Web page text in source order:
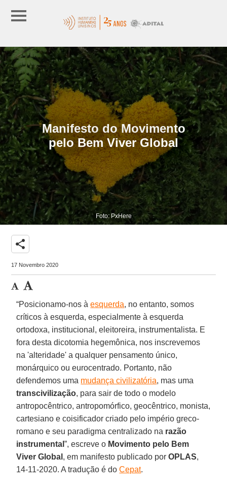
Manifesto do Movimento
pelo Bem Viver Global
Foto: PxHere
share
17 Novembro 2020
“Posicionamo-nos àesquerda, no entanto, somos
críticos à esquerda, especialmente à esquerda
ortodoxa, institucional, eleitoreira, instrumentalista. E
fora desta dicotomia hegemônica, nos inscrevemos
na 'alteridade' a qualquer pensamento único,
monárquico ou eurocentrado. Portanto, não
defendemos uma mudança civilizatória, mas uma
transcivilização, para sair de todo o modelo
antropocêntrico, antropomórfico, geocêntrico, monista,
cartesiano e coisificador criado pelo império greco-
romano e seu paradigma centralizado na razão
instrumental”, escreve o Movimento pelo Bem
Viver Global , em manifesto publicado porOPLAS,
14-11-2020. A tradução é doCepat.